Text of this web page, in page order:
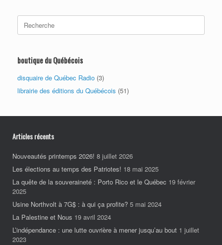
for:
boutique du Québécois
disquaire de Québec Radio (3)
librairie des éditions du Québécois (51)
Articles récents
Nouveautés printemps 2026! 8 juillet 2026
Les élections au temps des Patriotes! 18 mai 2025
La quête de la souveraineté : Porto Rico et le Québec 19 février
2025
Usine Northvolt à 7G$ : à qui ça profite? 5 mai 2024
La Palestine et Nous 19 avril 2024
L’indépendance : une lutte ouvrière à mener jusqu’au bout 1 juillet
2023